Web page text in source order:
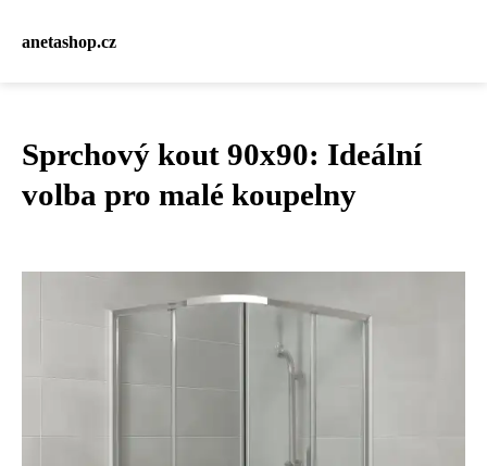
anetashop.cz
Sprchový kout 90x90: Ideální
volba pro malé koupelny